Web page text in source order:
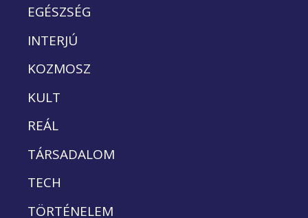
EGÉSZSÉG
INTERJÚ
KOZMOSZ
KULT
REÁL
TÁRSADALOM
TECH
TÖRTÉNELEM